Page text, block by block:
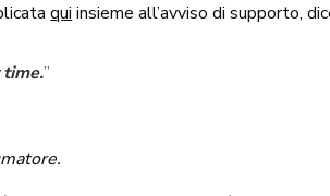
qui insieme all’avviso di supporto,
”